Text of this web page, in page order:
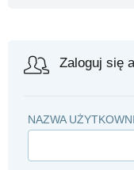
Zaloguj się
NAZWA